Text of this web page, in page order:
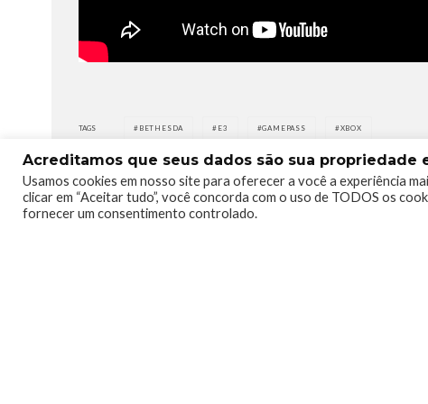
TAGS BETHESDA E3 GAMEPASS XBOX
Acreditamos que seus dados são sua
Usamos cookies em nosso site para oferecer a você a experiência
clicar em “Aceitar tudo”, você concorda com o uso de TODOS os
fornecer um consentimento controlado.